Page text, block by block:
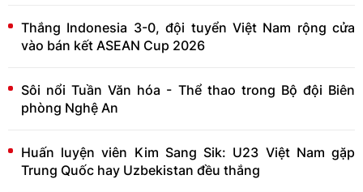
Thắng Indonesia 3-0, đội tuyển Việt Nam rộng cửa
vào bán kết ASEAN Cup 2026
Sôi nổi Tuần Văn hóa - Thể thao trong Bộ đội Biên
phòng Nghệ An
Huấn luyện viên Kim Sang Sik: U23 Việt Nam gặp
Trung Quốc hay Uzbekistan đều thắng